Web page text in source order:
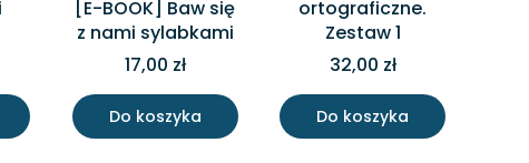
[E-BOOK] Baw się
z nami sylabkami
17,00 zł
Do koszyka
ortograficzne.
Zestaw 1
32,00 zł
Do koszyka